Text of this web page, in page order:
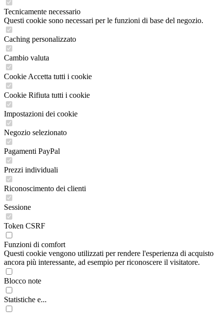
Tecnicamente necessario
Questi cookie sono necessari per le funzioni di base del negozio.
Caching personalizzato
Cambio valuta
Cookie Accetta tutti i cookie
Cookie Rifiuta tutti i cookie
Impostazioni dei cookie
Negozio selezionato
Pagamenti PayPal
Prezzi individuali
Riconoscimento dei clienti
Sessione
Token CSRF
Funzioni di comfort
Questi cookie vengono utilizzati per rendere l'esperienza di acquisto
ancora più interessante, ad esempio per riconoscere il visitatore.
Blocco note
Statistiche e...